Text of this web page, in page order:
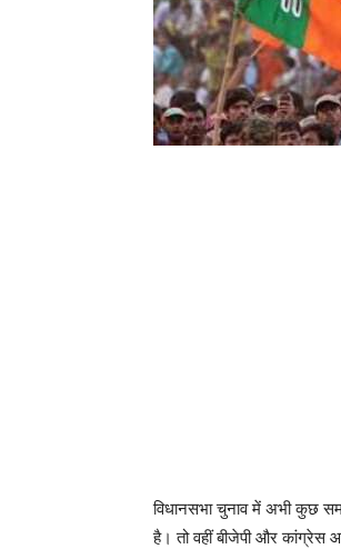
विधानसभा चुनाव में अभी कुछ
है। तो वहीं बीजेपी और कांग्रेस